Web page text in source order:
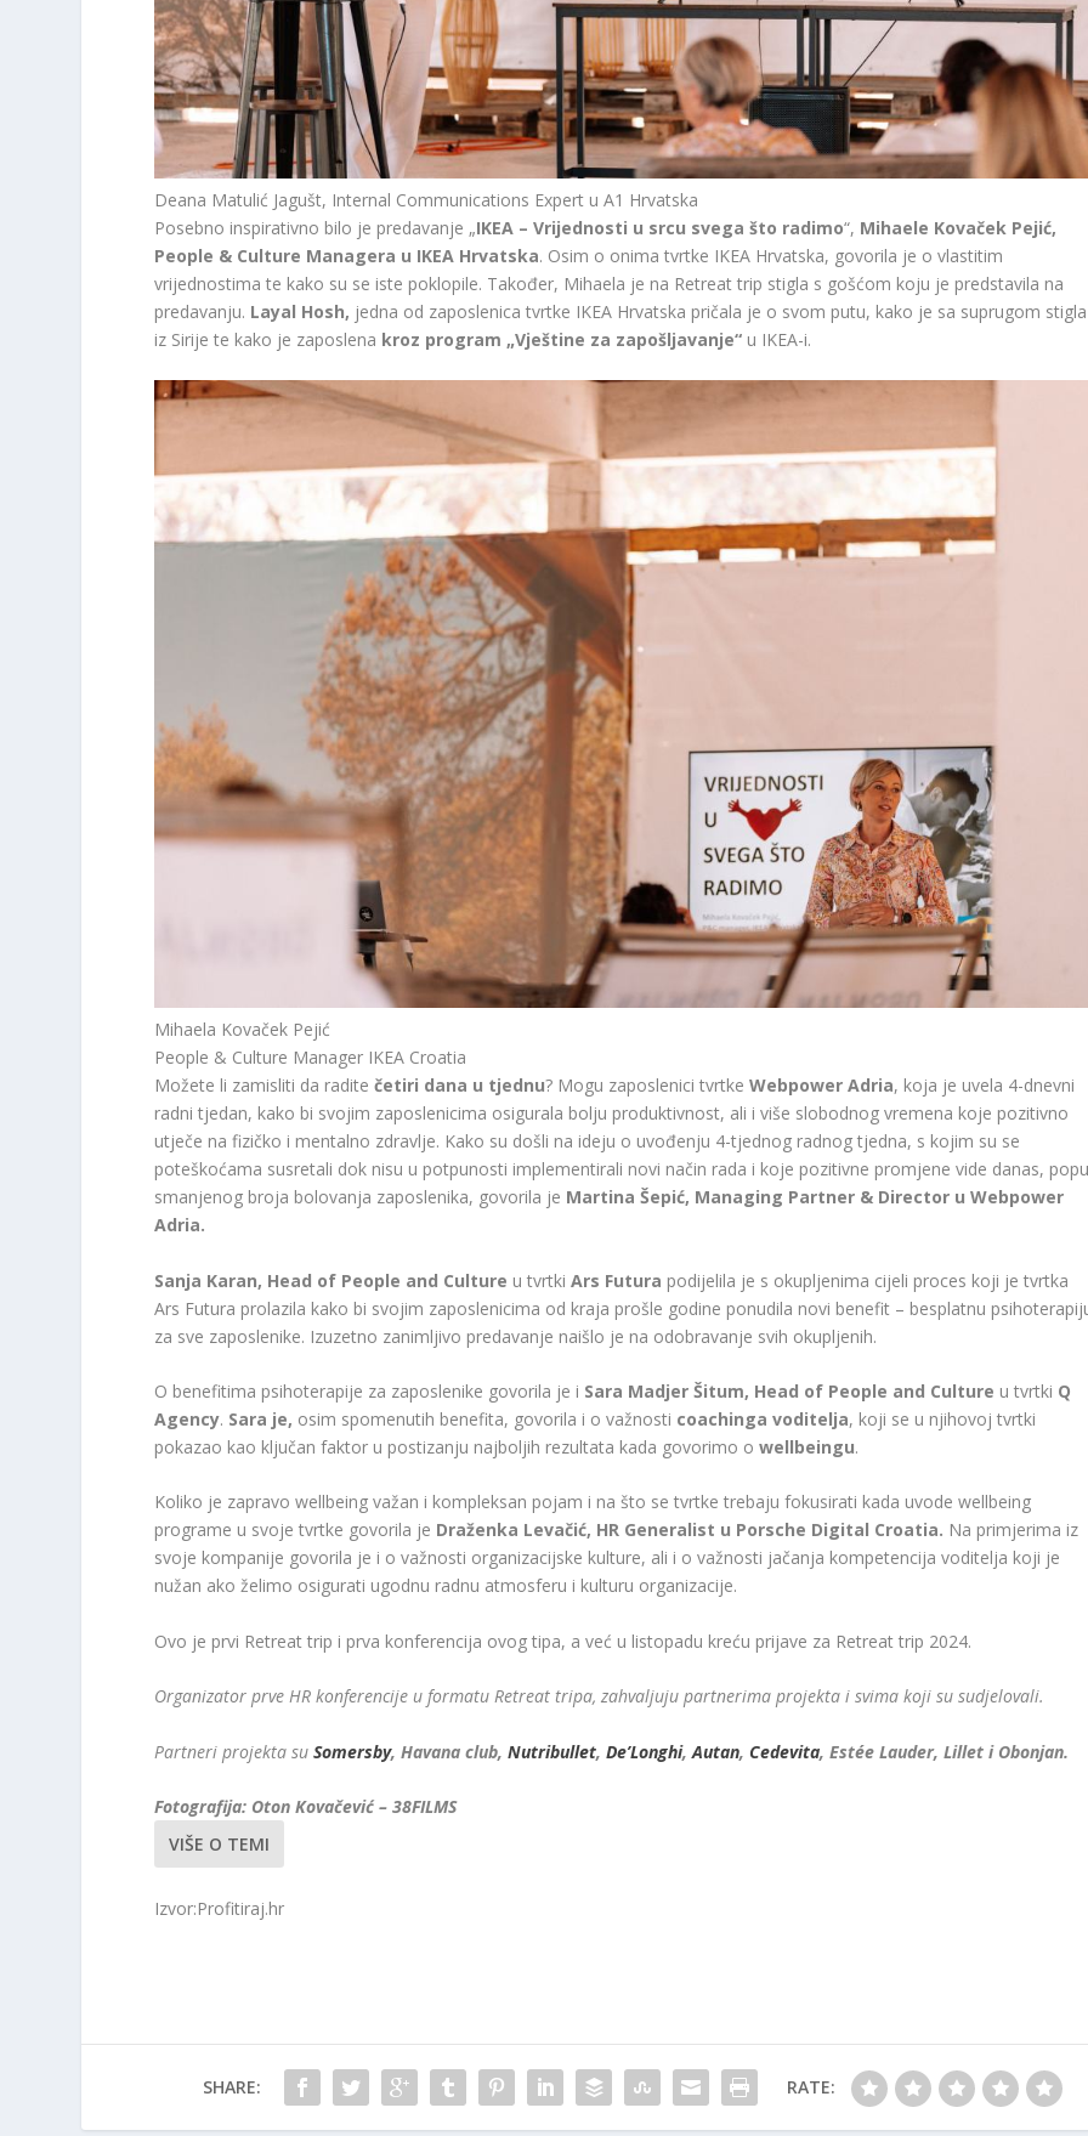
Deana Matulić Jagušt, Internal Communications Expert u A1 Hrvatska
Posebno inspirativno bilo je predavanje „IKEA – Vrijednosti u srcu svega što radimo“, Mihaele Kovaček Pejić,
People & Culture Managera u IKEA Hrvatska. Osim o onima tvrtke IKEA Hrvatska, govorila je o vlastitim
vrijednostima te kako su se iste poklopile. Također, Mihaela je na Retreat trip stigla s gošćom koju je predstavila na
predavanju. Layal Hosh, jedna od zaposlenica tvrtke IKEA Hrvatska pričala je o svom putu, kako je sa suprugom stigla
iz Sirije te kako je zaposlena kroz program „Vještine za zapošljavanje“ u IKEA-i.
Mihaela Kovaček Pejić
People & Culture Manager IKEA Croatia
Možete li zamisliti da raditečetiri dana u tjednu? Mogu zaposlenici tvrtkeWebpower Adria, koja je uvela 4-dnevni
radni tjedan, kako bi svojim zaposlenicima osigurala bolju produktivnost, ali i više slobodnog vremena koje pozitivno
utječe na fizičko i mentalno zdravlje. Kako su došli na ideju o uvođenju 4-tjednog radnog tjedna, s kojim su se
poteškoćama susretali dok nisu u potpunosti implementirali novi način rada i koje pozitivne promjene vide danas,
smanjenog broja bolovanja zaposlenika, govorila je Martina Šepić, Managing Partner & Director u Webpower
Adria.
Sanja Karan, Head of People and Culture u tvrtki Ars Futura podijelila je s okupljenima cijeli proces koji je tvrtka
Ars Futura prolazila kako bi svojim zaposlenicima od kraja prošle godine ponudila novi benefit – besplatnu
za sve zaposlenike. Izuzetno zanimljivo predavanje naišlo je na odobravanje svih okupljenih.
O benefitima psihoterapije za zaposlenike govorila je i Sara Madjer Šitum, Head of People and Culture u tvrtki Q
Agency. Sara je, osim spomenutih benefita, govorila i o važnosti coachinga voditelja, koji se u njihovoj tvrtki
pokazao kao ključan faktor u postizanju najboljih rezultata kada govorimo owellbeingu.
Koliko je zapravo wellbeing važan i kompleksan pojam i na što se tvrtke trebaju fokusirati kada uvode wellbeing
programe u svoje tvrtke govorila je Draženka Levačić, HR Generalist u Porsche Digital Croatia. Na primjerima iz
svoje kompanije govorila je i o važnosti organizacijske kulture, ali i o važnosti jačanja kompetencija voditelja koji je
nužan ako želimo osigurati ugodnu radnu atmosferu i kulturu organizacije.
Ovo je prvi Retreat trip i prva konferencija ovog tipa, a već u listopadu kreću prijave za Retreat trip 2024.
Organizator prve HR konferencije u formatu Retreat tripa, zahvaljuju partnerima projekta i svima koji su sudjelovali.
Partneri projekta suSomersby, Havana club,Nutribullet,De’Longhi,Autan, Cedevita, Estée Lauder, Lillet i Obonjan.
Fotografija: Oton Kovačević – 38FILMS
VIŠE O TEMI
Izvor:Profitiraj.hr
SHARE: RATE: